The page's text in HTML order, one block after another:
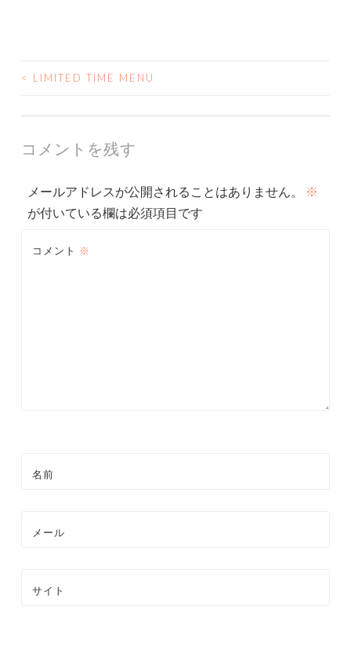
投
ナ
ビ
ゲ
ー
< LIMITED TIME MENU
コメントを残す
メールアドレスが公開されることはありません。
※
が付いている欄は必須項目です
コメント ※
名前
メール
サイト